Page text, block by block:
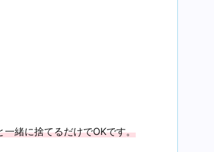
緒に捨てるだけでOKです。